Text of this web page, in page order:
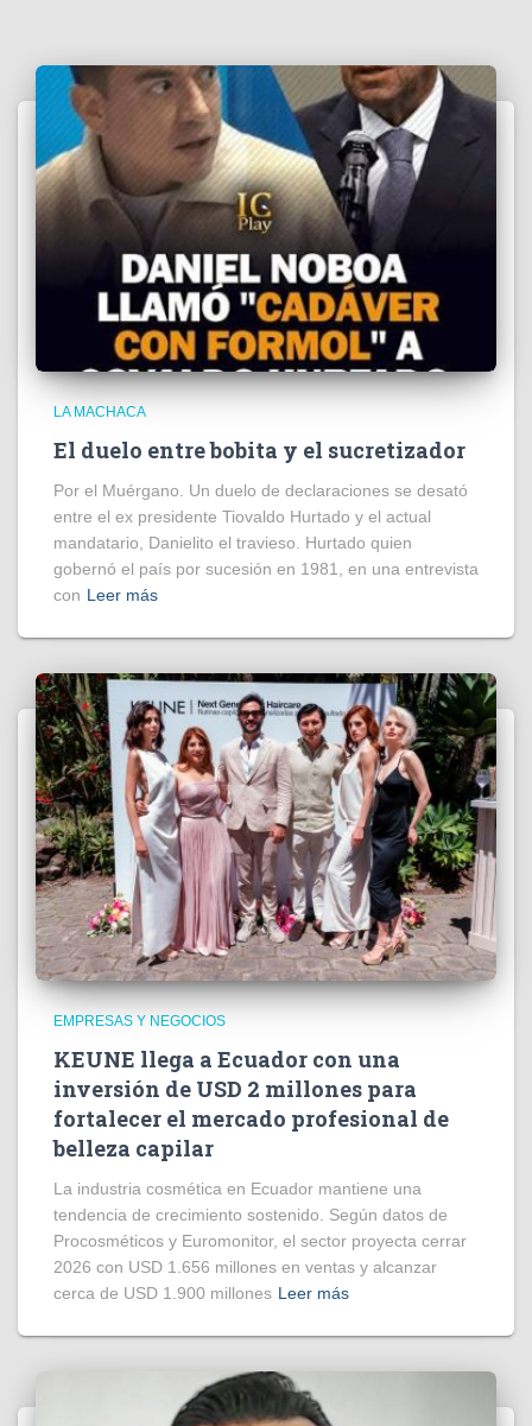
LA MACHACA
El duelo entre bobita y el sucretizador
Por el Muérgano. Un duelo de declaraciones se desató
entre el ex presidente Tiovaldo Hurtado y el actual
mandatario, Danielito el travieso. Hurtado quien
gobernó el país por sucesión en 1981, en una entrevista
con Leer más
EMPRESAS Y NEGOCIOS
KEUNE llega a Ecuador con una
inversión de USD 2 millones para
fortalecer el mercado profesional de
belleza capilar
La industria cosmética en Ecuador mantiene una
tendencia de crecimiento sostenido. Según datos de
Procosméticos y Euromonitor, el sector proyecta cerrar
2026 con USD 1.656 millones en ventas y alcanzar
cerca de USD 1.900 millones Leer más